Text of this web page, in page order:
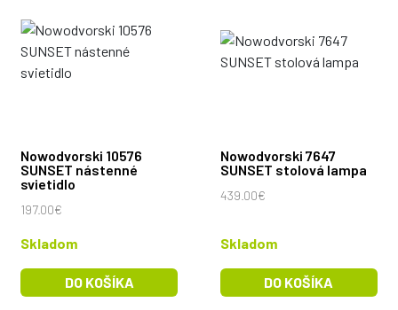
Nowodvorski 10576
SUNSET nástenné
svietidlo
197.00€
Skladom
DO KOŠÍKA
Nowodvorski 7647
SUNSET stolová lampa
439.00€
Skladom
DO KOŠÍKA